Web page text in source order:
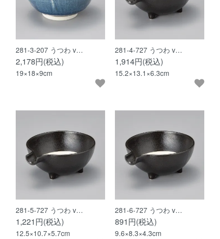
281-3-207 うつわ v…
2,178円(税込)
19×18×9cm
281-4-727 うつわ v…
1,914円(税込)
15.2×13.1×6.3cm
281-5-727 うつわ v…
1,221円(税込)
12.5×10.7×5.7cm
281-6-727 うつわ v…
891円(税込)
9.6×8.3×4.3cm